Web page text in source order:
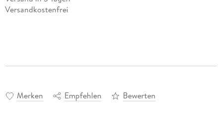
Versandkostenfrei
Merken Empfehlen Bewerten